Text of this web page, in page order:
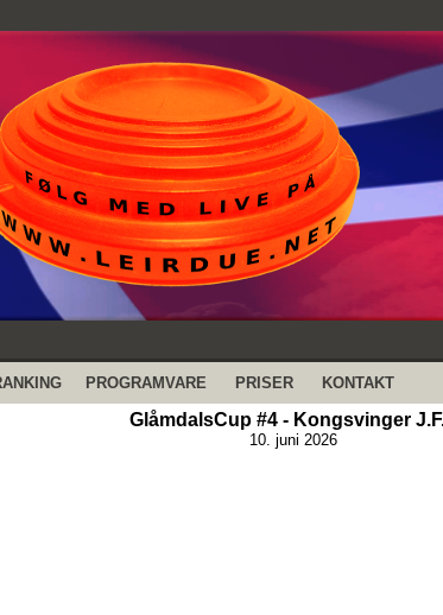
PROGRAMVARE PRISER KONTAKT
GlåmdalsCup #4 - Kongsvinger
10. juni 2026